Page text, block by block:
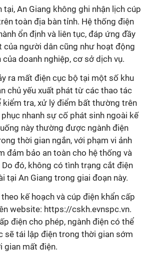
An Giang không ghi nhận lịch cúp
toàn địa bàn tỉnh. Hệ thống điện
ổn định và liên tục, đáp ứng đầy
của người dân cũng như hoạt động
doanh nghiệp, cơ sở dịch vụ.
ra mất điện cục bộ tại một số khu
chủ yếu xuất phát từ các thao tác
kiểm tra, xử lý điểm bất thường trên
nhanh sự cố phát sinh ngoài kế
này thường được ngành điện
thời gian ngắn, với phạm vi ảnh
đảm bảo an toàn cho hệ thống và
đó, không có tình trạng cắt điện
tại An Giang trong giai đoạn này.
kế hoạch và cúp điện khẩn cấp
website: https://cskh.evnspc.vn.
điện cho phép, ngành điện có thể
sẽ tái lập điện trong thời gian sớm
gian mất điện.